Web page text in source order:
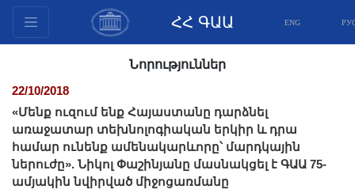
ՀՀ ԳԱԱ ENG
Փաստաթղթեր
Ինովացիոն առաջարկներ
Հրատարակություններ
Նորություններ
22/10/2018
«Մենք ուզում ենք Հայաստանը դարձնել
առաջատար տեխնոլոգիական երկիր և դրա
համար ունենք ամենակարևորը՝ մարդկային
ներուժը». Նիկոլ Փաշինյանը մասնակցել է ԳԱԱ 75-
ամյակին նվիրված միջոցառմանը